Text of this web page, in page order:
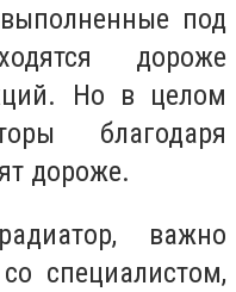
под
дороже
Но в целом
благодаря
дороже.
важно
специалистом,